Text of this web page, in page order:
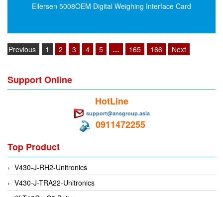
Enerdoor
Enolgas
Environmental Compliance Products
EPE Process Filters & Accumulators
ERE WIRELESS
Erhardt-Leimer
Erhardt-leimer
Eilersen 5008OEM Digital Weighing Interface Card
Previous 1 2 3 4 5 … 165 166 Next
Support Online
HotLine
support@ansgroup.asia
0911472255
Top Product
V430-J-RH2-Unitronics
V430-J-TRA22-Unitronics